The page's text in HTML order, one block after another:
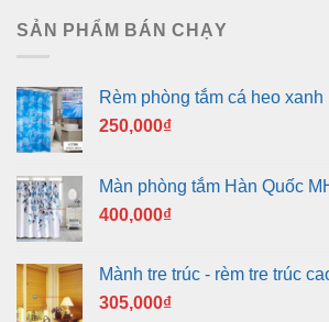
400,000₫.
SẢN PHẨM BÁN CHẠY
Rèm phòng tắm cá heo xanh
250,000₫
Màn phòng tắm Hàn Quốc
400,000₫
Mành tre trúc - rèm tre trúc
305,000₫